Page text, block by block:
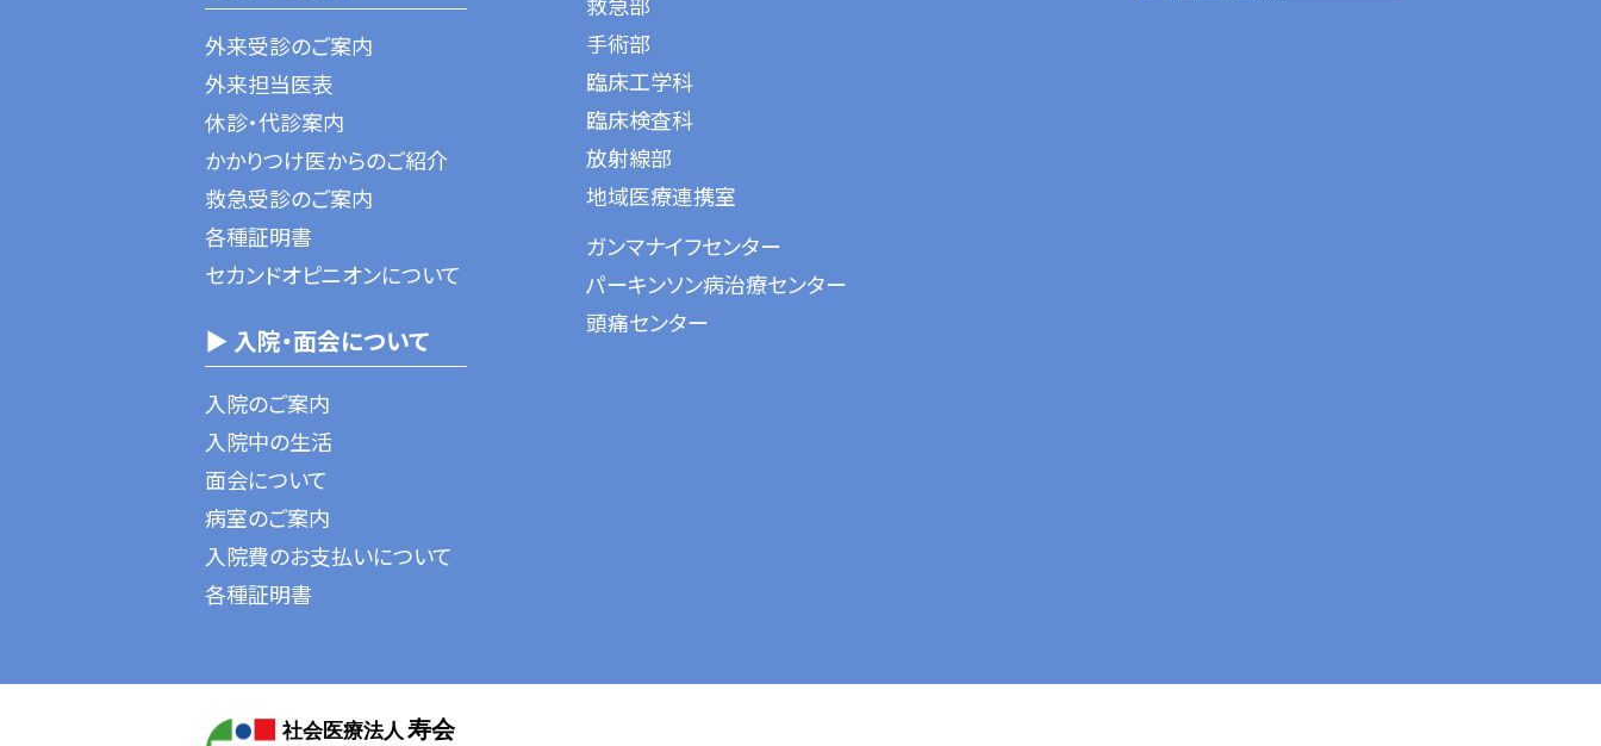
外来受診のご案内
外来担当医表
休診・代診案内
かかりつけ医からのご紹介
救急受診のご案内
各種証明書
セカンドオピニオンについて
▶ 入院・面会について
入院のご案内
入院中の生活
面会について
病室のご案内
入院費のお支払いについて
各種証明書
手術部
臨床工学科
臨床検査科
放射線部
地域医療連携室
ガンマナイフセンター
パーキンソン病治療センター
頭痛センター
社会医療法人 寿会